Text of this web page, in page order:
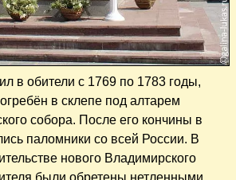
в обители с 1769 по 1783 годы,
в склепе под алтарем
собора. После его кончины в
паломники со всей России. В
нового Владимирского
были обретены нетленными.